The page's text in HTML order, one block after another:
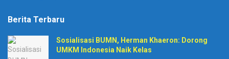
Berita Terbaru
Sosialisasi BUMN, Herman Khaeron: Dorong
UMKM Indonesia Naik Kelas